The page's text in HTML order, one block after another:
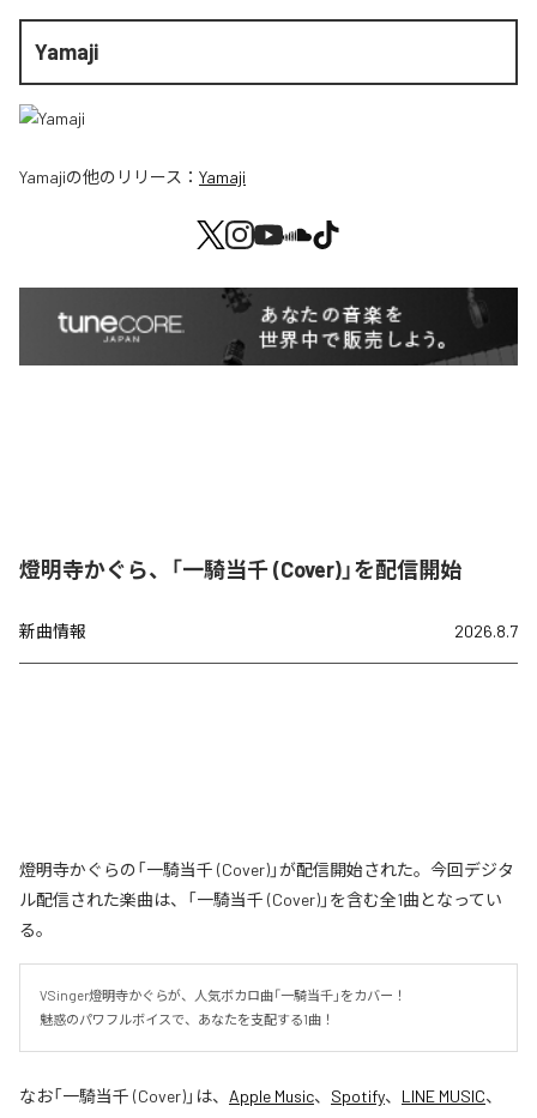
Yamaji
Yamajiの他のリリース： Yamaji
燈明寺かぐら、「一騎当千 (Cover)」を配信開始
新曲情報 2026.8.7
燈明寺かぐらの「一騎当千 (Cover)」が配信開始された。今回デジタ
ル配信された楽曲は、「一騎当千 (Cover)」を含む全1曲となってい
る。
VSinger燈明寺かぐらが、人気ボカロ曲「一騎当千」をカバー！
魅惑のパワフルボイスで、あなたを支配する1曲！
なお「一騎当千 (Cover)」は、 Apple Music、 Spotify、 LINE MUSIC、